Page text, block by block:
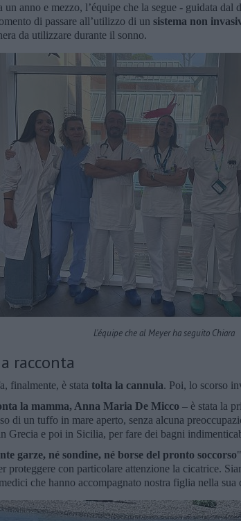
un anno e mezzo, l’équipe che la segue - guidata
di passare all’utilizzo di un sistema non
da utilizzare durante il sonno.
L'équipe che al Meyer ha seguito Chiara
racconta
finalmente, è stata tolta la cannula. Poi, lo scorso
la mamma, Anna Maria De Micco – è stata la
di un tuffo in mare aperto, senza alcuna
Grecia e poi in Sicilia, per fare dei bagni
garze, né sondine, né borse del pronto soccorso
proteggere con particolare attenzione la cicatrice.
che hanno accompagnato nostra figlia nella sua